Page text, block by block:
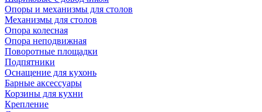
Опоры и механизмы для столов
Механизмы для столов
Опора колесная
Опора неподвижная
Поворотные площадки
Подпятники
Оснащение для кухонь
Барные аксессуары
Корзины для кухни
Крепление